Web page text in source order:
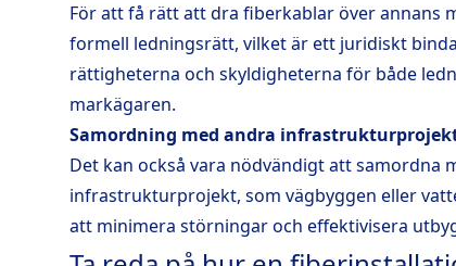
För att få rätt att dra fiberkablar över annans
formell ledningsrätt, vilket är ett juridiskt
rättigheterna och skyldigheterna för både
markägaren.
Samordning med andra
Det kan också vara nödvändigt att samordna
infrastrukturprojekt, som vägbyggen eller
att minimera störningar och effektivisera